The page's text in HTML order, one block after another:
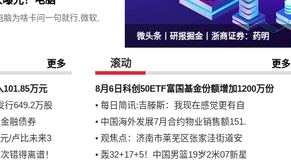
为啥卡问一句就行,微软,
微头条丨研报掘金丨浙商证券：药明
更多
101.85万元
行649.2万股
融债券
/卢比未来3
错得离谱！
滚动 更多
8月6日科创50ETF富国基金份额增加1200万份
• 每日简讯:吉滕斯：我现在感觉更有自
• 中国海外发展7月合约物业销售额151.
• 观焦点：济南市莱芜区张家洼街道安
• 轰32+17+5！中国男篮19岁2米07新星